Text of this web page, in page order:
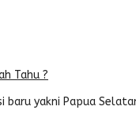
Tahu ?
yakni Papua